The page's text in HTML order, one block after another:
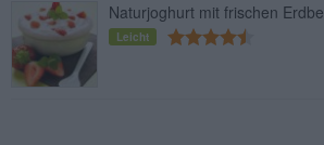
Naturjoghurt mit frischen
Leicht